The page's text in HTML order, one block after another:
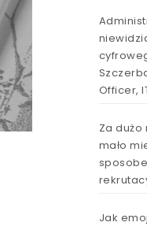
Officer,
Za dużo
mało
Jak